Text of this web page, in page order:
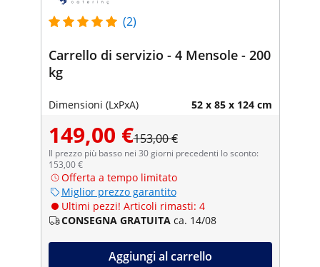
(2)
Carrello di servizio - 4 Mensole - 200
kg
Dimensioni (LxPxA) 52 x 85 x 124 cm
149,00 €153,00 €
Il prezzo più basso nei 30 giorni precedenti lo sconto:
153,00 €
Offerta a tempo limitato
Miglior prezzo garantito
Ultimi pezzi! Articoli rimasti: 4
CONSEGNA GRATUITA ca. 14/08
Aggiungi al carrello